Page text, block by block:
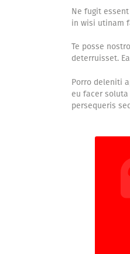
Ne fugit
in wisi utinam
Te posse
deterruisset.
Porro deleniti
eu facer
persequeris